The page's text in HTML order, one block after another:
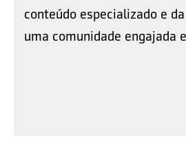
conteúdo especializado e
uma comunidade engajada